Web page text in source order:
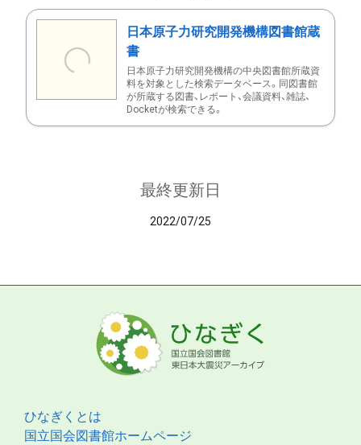
日本原子力研究開発機構図書館蔵
書
日本原子力研究開発機構の中央図書館所蔵資
料を対象とした検索データベース。同図書館
が所蔵する図書、レポート、会議資料、雑誌、
Docketが検索できる。
最終更新日
2022/07/25
ひなぎくとは
国立国会図書館ホームページ